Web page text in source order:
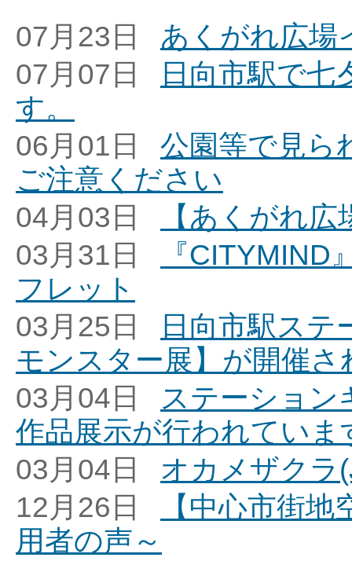
07月23日
あくがれ広場
07月07日
日向市駅で
す。
06月01日
公園等で見ら
ご注意ください
04月03日
【あくがれ
03月31日
『
フレット
03月25日
日向市駅ステ
モンスター展】が開催さ
03月04日
ステーション
作品展示が行われていま
03月04日
オカメザクラ
12月26日
【中心市街
用者の声～